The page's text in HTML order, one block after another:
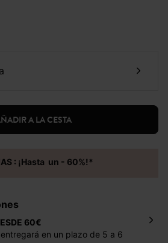
A LA CESTA
: ¡Hasta un - 60%!*
60€
en un plazo de 5 a 6